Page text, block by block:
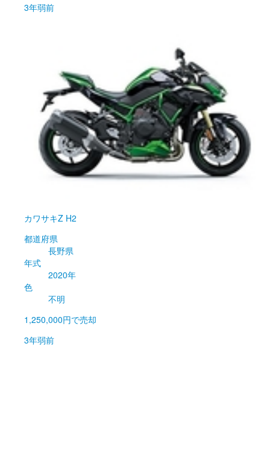
3年弱前
カワサキZ H2
都道府県
長野県
年式
2020年
色
不明
1,250,000円で売却
3年弱前